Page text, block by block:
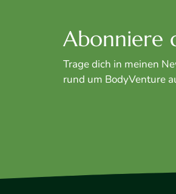
Abonniere
Trage dich in meinen
rund um BodyVenture